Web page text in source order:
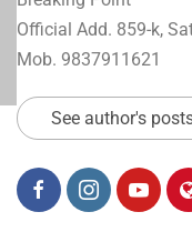
Official Add. 859-k,
Mob. 9837911621
See author's